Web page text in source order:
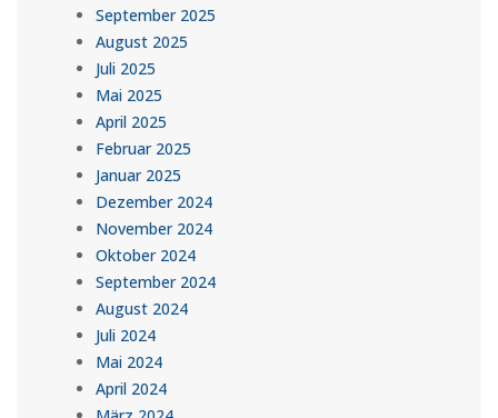
September 2025
August 2025
Juli 2025
Mai 2025
April 2025
Februar 2025
Januar 2025
Dezember 2024
November 2024
Oktober 2024
September 2024
August 2024
Juli 2024
Mai 2024
April 2024